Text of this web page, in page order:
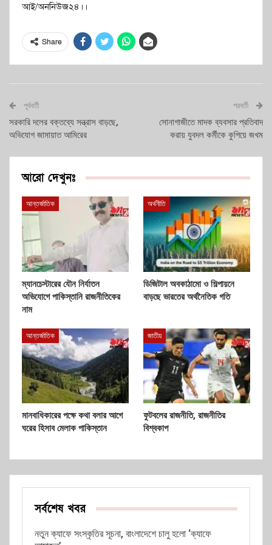
আই/অননিউজ২৪।।
Share
পূর্ববর্তী
সরকারি দলের বক্তব্যে সন্ত্রাস বাড়ছে,
অভিযোগ জামায়াত আমিরের
পরবর্তী
সোনাগাজীতে মাদক ব্যবসার প্রতিবাদ
করায় যুবদল কর্মীকে কুপিয়ে জখম
আরো দেখুনঃ
আন্তর্জাতিক
ম্যানচেস্টারের যৌন নির্যাতন
অভিযোগে পাকিস্তানি রাজনীতিকের
নাম
অর্থনীতি
ডিজিটাল অবকাঠামো ও শিল্পায়নে
বাড়ছে ভারতের অর্থনৈতিক গতি
আন্তর্জাতিক
মানবাধিকারের পক্ষে কথা বলার আগে
ঘরের হিসাব মেলাক পাকিস্তান
জাতীয়
ফুটবলের রাজনীতি, রাজনীতির
বিশ্বকাপ
সর্বশেষ খবর
নতুন ক্যাফে সংস্কৃতির সূচনা, বাংলাদেশে চালু হলো ‘ক্যাফে